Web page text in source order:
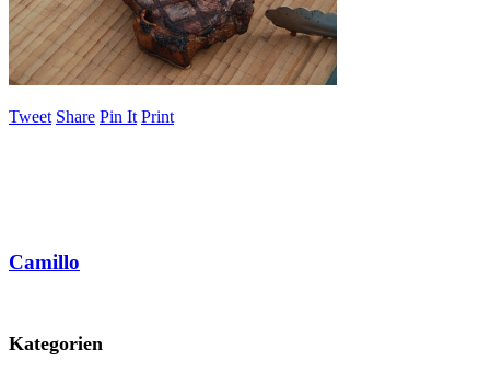
Tweet Share Pin It Print
Camillo
Kategorien